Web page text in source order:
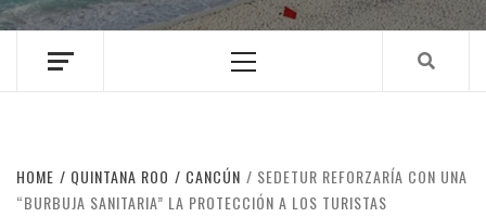
Menu
HOME QUINTANA ROO CANCÚN
SEDETUR REFORZARÍA CON UNA
“BURBUJA SANITARIA” LA PROTECCIÓN A LOS TURISTAS